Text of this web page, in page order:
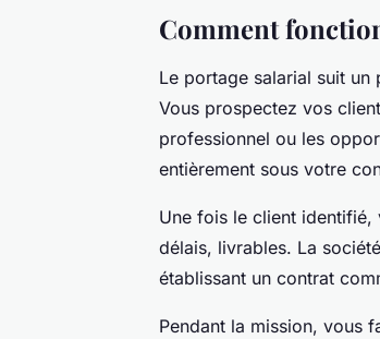
Comment
Le portage salarial suit
Vous prospectez vos
professionnel ou les
entièrement sous votre
Une fois le client
délais, livrables. La
établissant un contrat
Pendant la mission, vous